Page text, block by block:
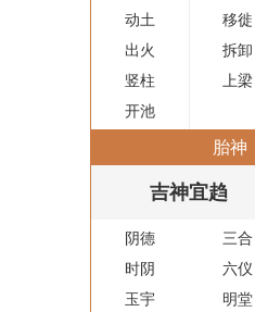
动土
移徙
出火
拆卸
竖柱
上梁
开池
胎神
吉神宜趋
阴德
三合
时阴
六仪
玉宇
明堂